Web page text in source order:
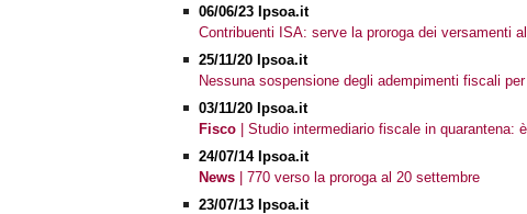
06/06/23 Ipsoa.it
Contribuenti ISA: serve la proroga dei versamenti
25/11/20 Ipsoa.it
Nessuna sospensione degli adempimenti fiscali
03/11/20 Ipsoa.it
Fisco | Studio intermediario fiscale in
24/07/14 Ipsoa.it
News | 770 verso la proroga al 20 settembre
23/07/13 Ipsoa.it